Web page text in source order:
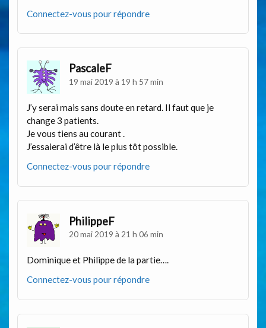
Connectez-vous pour répondre
PascaleF
19 mai 2019 à 19 h 57 min
J’y serai mais sans doute en retard. Il faut que je
change 3 patients.
Je vous tiens au courant .
J’essaierai d’être là le plus tôt possible.
Connectez-vous pour répondre
PhilippeF
20 mai 2019 à 21 h 06 min
Dominique et Philippe de la partie….
Connectez-vous pour répondre